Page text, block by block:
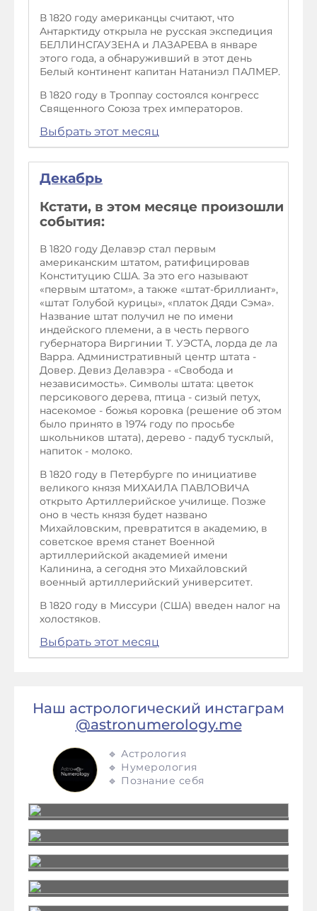
В 1820 году американцы считают, что
Антарктиду открыла не русская экспедиция
БЕЛЛИНСГАУЗЕНА и ЛАЗАРЕВА в январе
этого года, а обнаруживший в этот день
Белый континент капитан Натаниэл ПАЛМЕР.
В 1820 году в Троппау состоялся конгресс
Священного Союза трех императоров.
Выбрать этот месяц
Декабрь
Кстати, в этом месяце произошли
события:
В 1820 году Делавэр стал первым
американским штатом, ратифицировав
Конституцию США. За это его называют
«первым штатом», а также «штат-бриллиант»,
«штат Голубой курицы», «платок Дяди Сэма».
Название штат получил не по имени
индейского племени, а в честь первого
губернатора Виргинии Т. УЭСТА, лорда де ла
Варра. Административный центр штата -
Довер. Девиз Делавэра - «Свобода и
независимость». Символы штата: цветок
персикового дерева, птица - сизый петух,
насекомое - божья коровка (решение об этом
было принято в 1974 году по просьбе
школьников штата), дерево - падуб тусклый,
напиток - молоко.
В 1820 году в Петербурге по инициативе
великого князя МИХАИЛА ПАВЛОВИЧА
открыто Артиллерийское училище. Позже
оно в честь князя будет названо
Михайловским, превратится в академию, в
советское время станет Военной
артиллерийской академией имени
Калинина, а сегодня это Михайловский
военный артиллерийский университет.
В 1820 году в Миссури (США) введен налог на
холостяков.
Выбрать этот месяц
Наш астрологический инстаграм
@astronumerology.me
🔹 Астрология
🔹 Нумерология
🔹 Познание себя